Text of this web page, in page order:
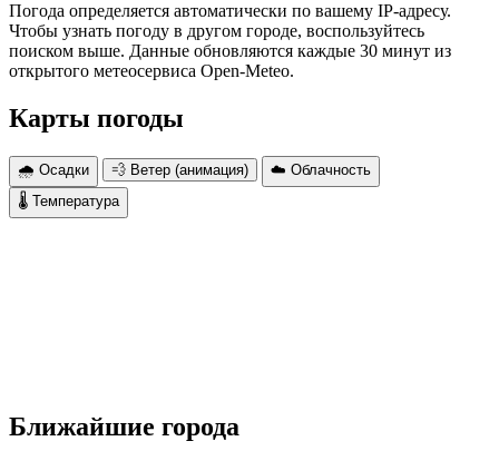
Погода определяется автоматически по вашему IP-адресу.
Чтобы узнать погоду в другом городе, воспользуйтесь
поиском выше. Данные обновляются каждые 30 минут из
открытого метеосервиса Open-Meteo.
Карты погоды
🌧 Осадки 💨 Ветер (анимация)
☁️ Облачность
🌡 Температура
Ближайшие города